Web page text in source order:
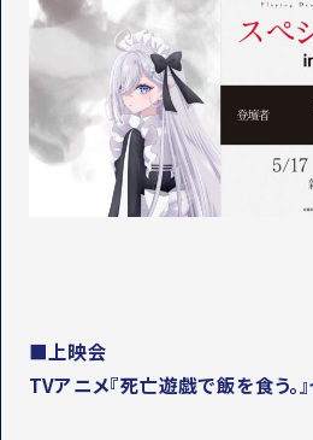
■上映会
TVアニメ『死亡遊戯で飯を食う。